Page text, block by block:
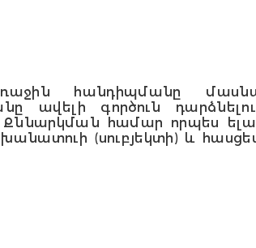
հանդիպմանը
ավելի գործուն
համար որպես
(սուբյեկտի) և